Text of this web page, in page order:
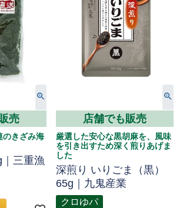
売
のきざみ海
三重漁
店舗でも販売
厳選した安心な黒胡麻を、風味
を引き出すため深く煎りあげま
した
深煎り いりごま（黒）
65g｜九鬼産業
クロゆパ